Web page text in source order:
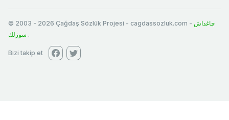
© 2003 - 2026 Çağdaş Sözlük Projesi - cagdassozluk.com - چاغداش
سوزلك .
Bizi takip et